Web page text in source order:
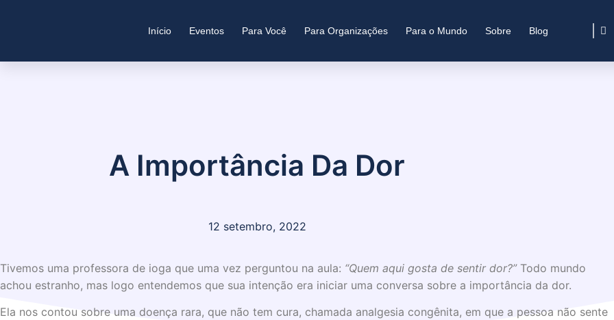
Início Eventos Para Você Para Organizações Para o Mundo Sobre Blog
A Importância Da Dor
12 setembro, 2022
Tivemos uma professora de ioga que uma vez perguntou na aula: “Quem aqui gosta de sentir dor?” Todo mundo
achou estranho, mas logo entendemos que sua intenção era iniciar uma conversa sobre a importância da dor.
Ela nos contou sobre uma doença rara, que não tem cura, chamada analgesia congênita, em que a pessoa não sente